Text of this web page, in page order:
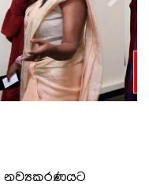
Next
නව්‍යකරණයට